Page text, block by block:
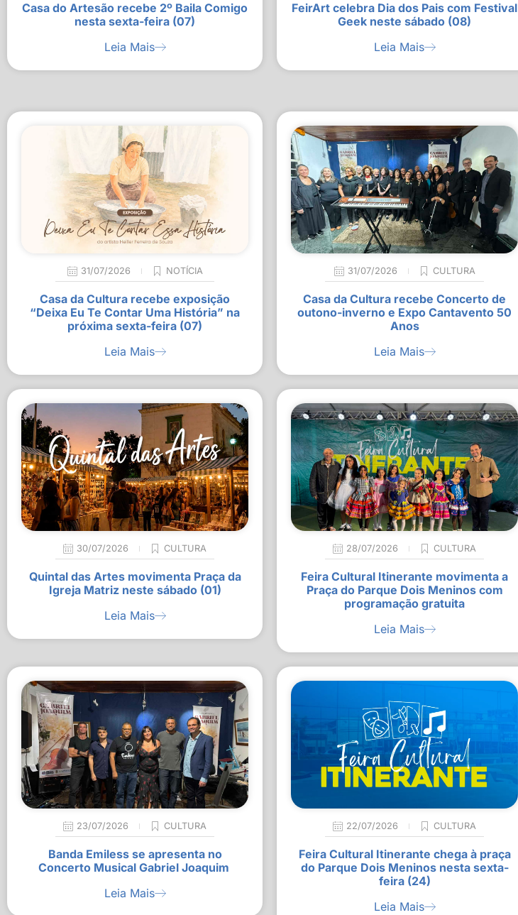
Casa do Artesão recebe 2º Baila Comigo
nesta sexta-feira (07)
Leia Mais
FeirArt celebra Dia dos Pais com Festival
Geek neste sábado (08)
Leia Mais
31/07/2026 NOTÍCIA
Casa da Cultura recebe exposição
“Deixa Eu Te Contar Uma História” na
próxima sexta-feira (07)
Leia Mais
31/07/2026 CULTURA
Casa da Cultura recebe Concerto de
outono-inverno e Expo Cantavento 50
Anos
Leia Mais
30/07/2026 CULTURA
Quintal das Artes movimenta Praça da
Igreja Matriz neste sábado (01)
Leia Mais
28/07/2026 CULTURA
Feira Cultural Itinerante movimenta a
Praça do Parque Dois Meninos com
programação gratuita
Leia Mais
23/07/2026 CULTURA
Banda Emiless se apresenta no
Concerto Musical Gabriel Joaquim
Leia Mais
22/07/2026 CULTURA
Feira Cultural Itinerante chega à praça
do Parque Dois Meninos nesta sexta-
feira (24)
Leia Mais